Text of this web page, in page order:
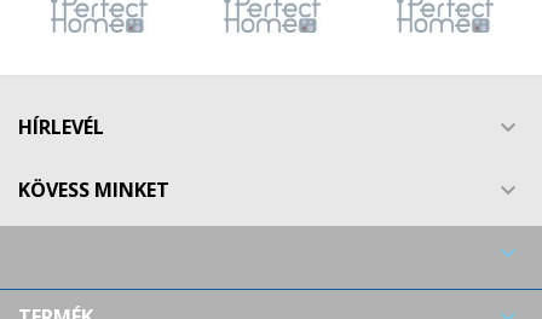
HÍRLEVÉL 
KÖVESS MINKET 
